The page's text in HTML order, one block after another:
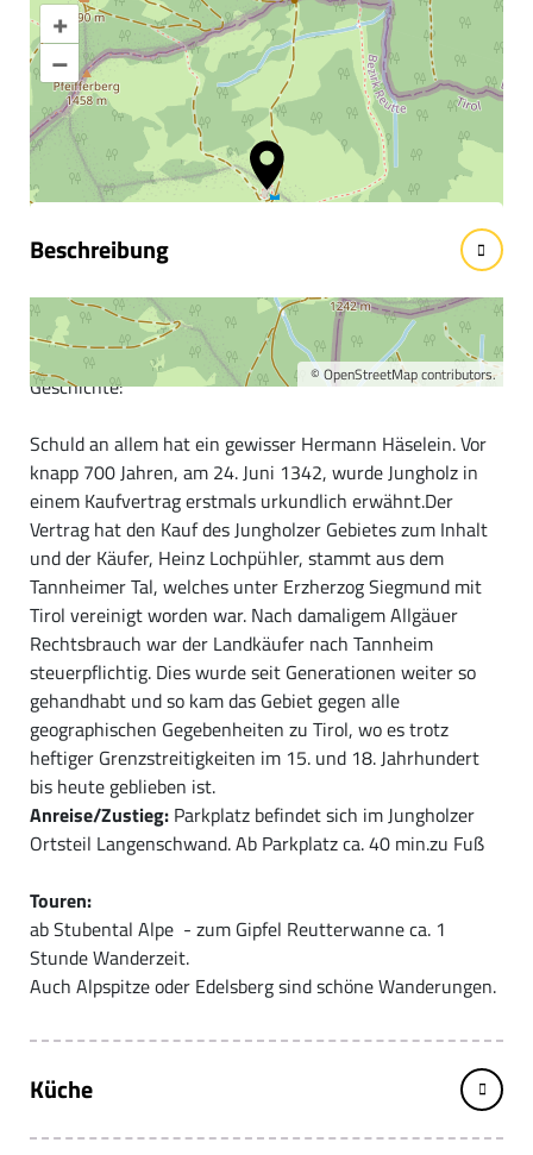
+
–
© OpenStreetMapcontributors.
Karte vergrößern
Informationen &
Wissenswertes
Beschreibung
Die Alpe Stubental liegt auf 1.284 m in Jungholz.
Es ist eine etwas kompliziertere, aber sehr interessante
Geschichte:
Schuld an allem hat ein gewisser Hermann Häselein. Vor
knapp 700 Jahren, am 24. Juni 1342, wurde Jungholz in
einem Kaufvertrag erstmals urkundlich erwähnt.Der
Vertrag hat den Kauf des Jungholzer Gebietes zum Inhalt
und der Käufer, Heinz Lochpühler, stammt aus dem
Tannheimer Tal, welches unter Erzherzog Siegmund mit
Tirol vereinigt worden war. Nach damaligem Allgäuer
Rechtsbrauch war der Landkäufer nach Tannheim
steuerpflichtig. Dies wurde seit Generationen weiter so
gehandhabt und so kam das Gebiet gegen alle
geographischen Gegebenheiten zu Tirol, wo es trotz
heftiger Grenzstreitigkeiten im 15. und 18. Jahrhundert
bis heute geblieben ist.
Anreise/Zustieg: Parkplatz befindet sich im Jungholzer
Ortsteil Langenschwand. Ab Parkplatz ca. 40 min.zu Fuß
Touren:
ab Stubental Alpe - zum Gipfel Reutterwanne ca. 1
Stunde Wanderzeit.
Auch Alpspitze oder Edelsberg sind schöne Wanderungen.
Küche